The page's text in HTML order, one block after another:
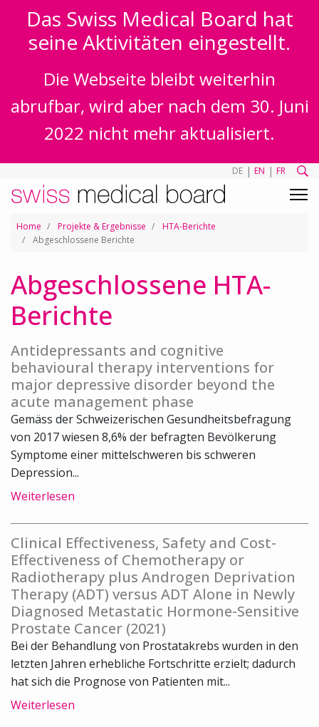
Das Swiss Medical Board hat
seine Aktivitäten eingestellt.
Die Webseite bleibt weiterhin
abrufbar, wird aber nach dem 30. Juni
2022 nicht mehr aktualisiert.
DE | EN | FR
Home Projekte & Ergebnisse
HTA-Berichte
Abgeschlossene Berichte
Abgeschlossene HTA-
Berichte
Antidepressants and cognitive
behavioural therapy interventions for
major depressive disorder beyond the
acute management phase
Gemäss der Schweizerischen Gesundheitsbefragung
von 2017 wiesen 8,6% der befragten Bevölkerung
Symptome einer mittelschweren bis schweren
Depression...
Weiterlesen
Clinical Effectiveness, Safety and Cost-
Effectiveness of Chemotherapy or
Radiotherapy plus Androgen Deprivation
Therapy (ADT) versus ADT Alone in Newly
Diagnosed Metastatic Hormone-Sensitive
Prostate Cancer (2021)
Bei der Behandlung von Prostatakrebs wurden in den
letzten Jahren erhebliche Fortschritte erzielt; dadurch
hat sich die Prognose von Patienten mit...
Weiterlesen